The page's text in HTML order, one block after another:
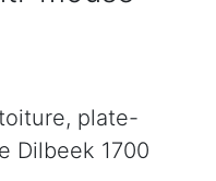
plate-
Dilbeek 1700